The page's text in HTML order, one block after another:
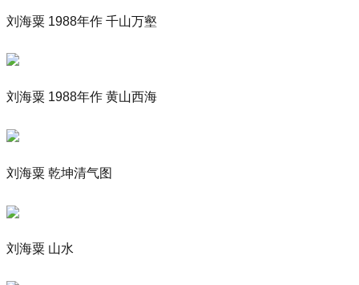
刘海粟 1988年作 千山万壑
刘海粟 1988年作 黄山西海
刘海粟 乾坤清气图
刘海粟 山水